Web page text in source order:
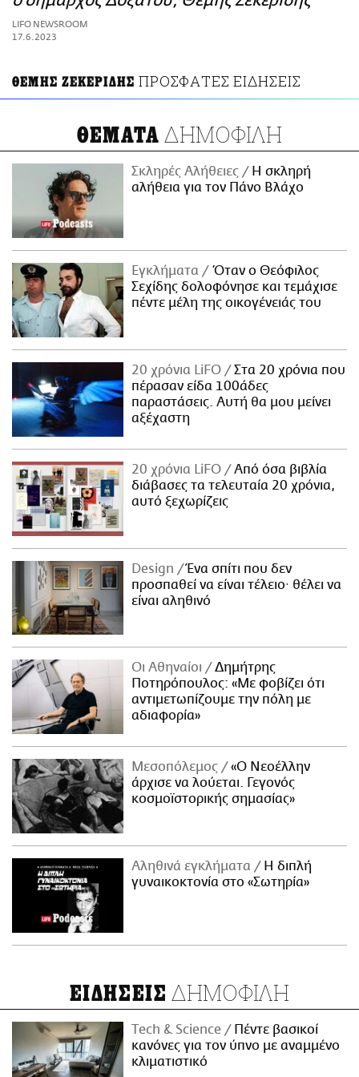
ΑΜΠΑ
PRINT
LIFO NEWSROOM
17.6.2023
ΘΕΜΗΣ ΖΕΚΕΡΙΔΗΣ ΠΡΟΣΦΑΤΕΣ ΕΙΔΗΣΕΙΣ
ΘΕΜΑΤΑ ΔΗΜΟΦΙΛΗ
Σκληρές Αλήθειες
H σκληρή
αλήθεια για τον Πάνο Βλάχο
Εγκλήματα
Όταν ο Θεόφιλος
Σεχίδης δολοφόνησε και τεμάχισε
πέντε μέλη της οικογένειάς του
20 χρόνια LiFO
Στα 20 χρόνια που
πέρασαν είδα 100άδες
παραστάσεις. Αυτή θα μου μείνει
αξέχαστη
20 χρόνια LiFO
Από όσα βιβλία
διάβασες τα τελευταία 20 χρόνια,
αυτό ξεχωρίζεις
Design
Ένα σπίτι που δεν
προσπαθεί να είναι τέλειο· θέλει να
είναι αληθινό
Οι Αθηναίοι
Δημήτρης
Ποτηρόπουλος: «Με φοβίζει ότι
αντιμετωπίζουμε την πόλη με
αδιαφορία»
Μεσοπόλεμος
«Ο Νεοέλλην
άρχισε να λούεται. Γεγονός
κοσμοϊστορικής σημασίας»
Αληθινά εγκλήματα
Η διπλή
γυναικοκτονία στο «Σωτηρία»
ΕΙΔΗΣΕΙΣ ΔΗΜΟΦΙΛΗ
Τech & Science
Πέντε βασικοί
κανόνες για τον ύπνο με αναμμένο
κλιματιστικό